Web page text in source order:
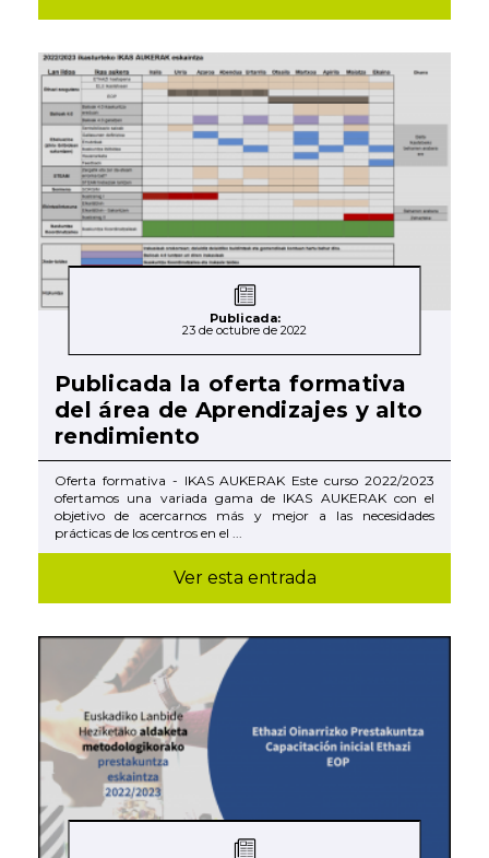
Publicada:
23 de octubre de 2022
Publicada la oferta formativa
del área de Aprendizajes y alto
rendimiento
Oferta formativa - IKAS AUKERAK Este curso 2022/2023
ofertamos una variada gama de IKAS AUKERAK con el
objetivo de acercarnos más y mejor a las necesidades
prácticas de los centros en el ...
Ver esta entrada